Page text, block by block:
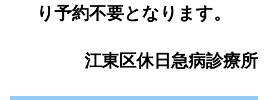
り予約不要となります。
江東区休日急病診療所